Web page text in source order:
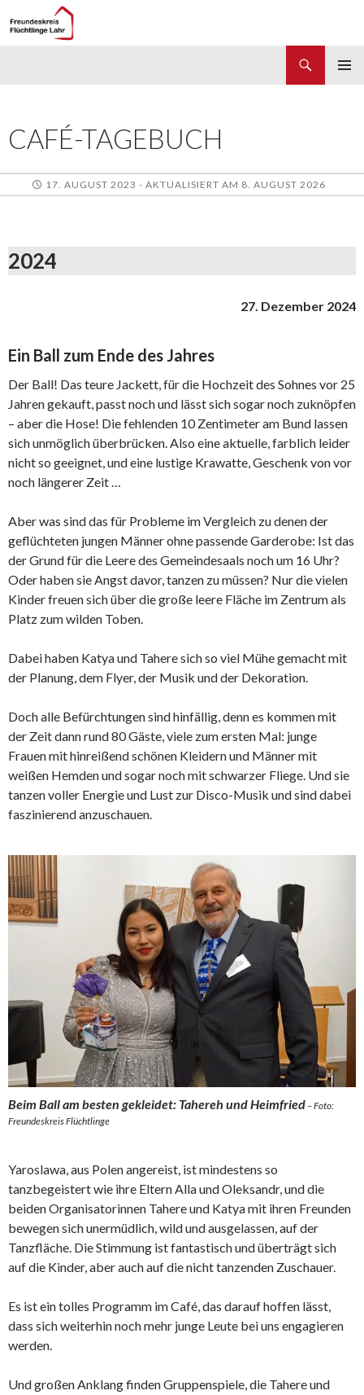
CAFÉ-TAGEBUCH
17. AUGUST 2023 - AKTUALISIERT AM 8. AUGUST 2026
2024
27. Dezember 2024
Ein Ball zum Ende des Jahres
Der Ball! Das teure Jackett, für die Hochzeit des Sohnes vor 25
Jahren gekauft, passt noch und lässt sich sogar noch zuknöpfen
– aber die Hose! Die fehlenden 10 Zentimeter am Bund lassen
sich unmöglich überbrücken. Also eine aktuelle, farblich leider
nicht so geeignet, und eine lustige Krawatte, Geschenk von vor
noch längerer Zeit …
Aber was sind das für Probleme im Vergleich zu denen der
geflüchteten jungen Männer ohne passende Garderobe: Ist das
der Grund für die Leere des Gemeindesaals noch um 16 Uhr?
Oder haben sie Angst davor, tanzen zu müssen? Nur die vielen
Kinder freuen sich über die große leere Fläche im Zentrum als
Platz zum wilden Toben.
Dabei haben Katya und Tahere sich so viel Mühe gemacht mit
der Planung, dem Flyer, der Musik und der Dekoration.
Doch alle Befürchtungen sind hinfällig, denn es kommen mit
der Zeit dann rund 80 Gäste, viele zum ersten Mal: junge
Frauen mit hinreißend schönen Kleidern und Männer mit
weißen Hemden und sogar noch mit schwarzer Fliege. Und sie
tanzen voller Energie und Lust zur Disco-Musik und sind dabei
faszinierend anzuschauen.
Beim Ball am besten gekleidet: Tahereh und Heimfried – Foto:
Freundeskreis Flüchtlinge
Yaroslawa, aus Polen angereist, ist mindestens so
tanzbegeistert wie ihre Eltern Alla und Oleksandr, und die
beiden Organisatorinnen Tahere und Katya mit ihren Freunden
bewegen sich unermüdlich, wild und ausgelassen, auf der
Tanzfläche. Die Stimmung ist fantastisch und überträgt sich
auf die Kinder, aber auch auf die nicht tanzenden Zuschauer.
Es ist ein tolles Programm im Café, das darauf hoffen lässt,
dass sich weiterhin noch mehr junge Leute bei uns engagieren
werden.
Und großen Anklang finden Gruppenspiele, die Tahere und